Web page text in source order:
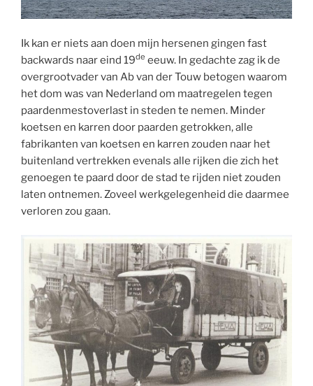
Ik kan er niets aan doen mijn hersenen gingen fast
backwards naar eind 19de eeuw. In gedachte zag ik de
overgrootvader van Ab van der Touw betogen waarom
het dom was van Nederland om maatregelen tegen
paardenmestoverlast in steden te nemen. Minder
koetsen en karren door paarden getrokken, alle
fabrikanten van koetsen en karren zouden naar het
buitenland vertrekken evenals alle rijken die zich het
genoegen te paard door de stad te rijden niet zouden
laten ontnemen. Zoveel werkgelegenheid die daarmee
verloren zou gaan.